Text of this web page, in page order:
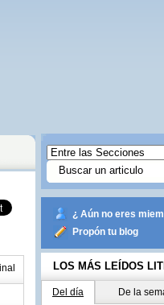
¿ Aún no eres
Propón tu blog
LOS MÁS LEÍDOS
Del día De la